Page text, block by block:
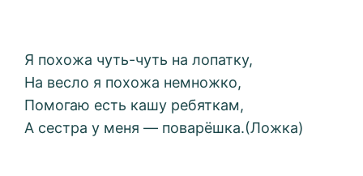
Я похожа чуть-чуть на лопатку,
На весло я похожа немножко,
Помогаю есть кашу ребяткам,
А сестра у меня — поварёшка.(Ложка)